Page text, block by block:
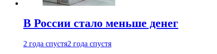
В России стало меньше денег
2 года спустя2 года спустя